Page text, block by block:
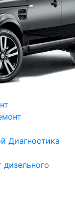
Диагностика
дизельного